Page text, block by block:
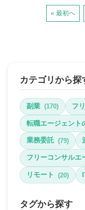
« 最初へ
カテゴリから探
副業 (170) フ
転職エージェント
業務委託 (79)
フリーコンサルエ
リモート (20)
タグから探す